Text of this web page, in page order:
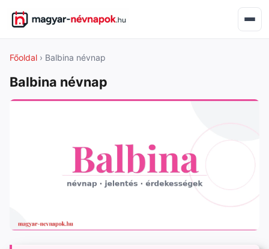
Főoldal › Balbina névnap
Balbina névnap